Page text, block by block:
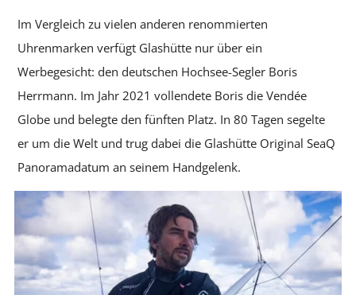
Im Vergleich zu vielen anderen renommierten
Uhrenmarken verfügt Glashütte nur über ein
Werbegesicht: den deutschen Hochsee-Segler Boris
Herrmann. Im Jahr 2021 vollendete Boris die Vendée
Globe und belegte den fünften Platz. In 80 Tagen segelte
er um die Welt und trug dabei die Glashütte Original SeaQ
Panoramadatum an seinem Handgelenk.